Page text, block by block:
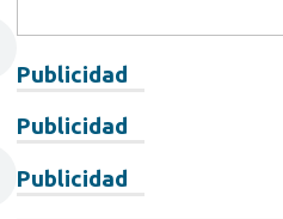
Publicidad
Publicidad
Publicidad